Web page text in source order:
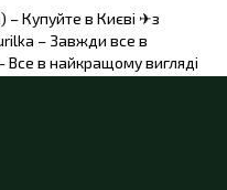
– Купуйте в Києві ✈з
– Завжди все в
Все в найкращому вигляді